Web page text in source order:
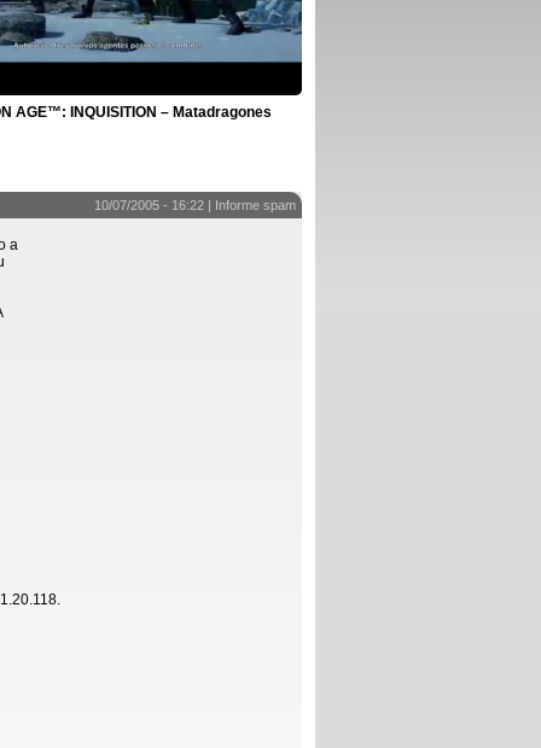
AGE™: INQUISITION – Matadragones
10/07/2005 - 16:22 | Informe spam
a